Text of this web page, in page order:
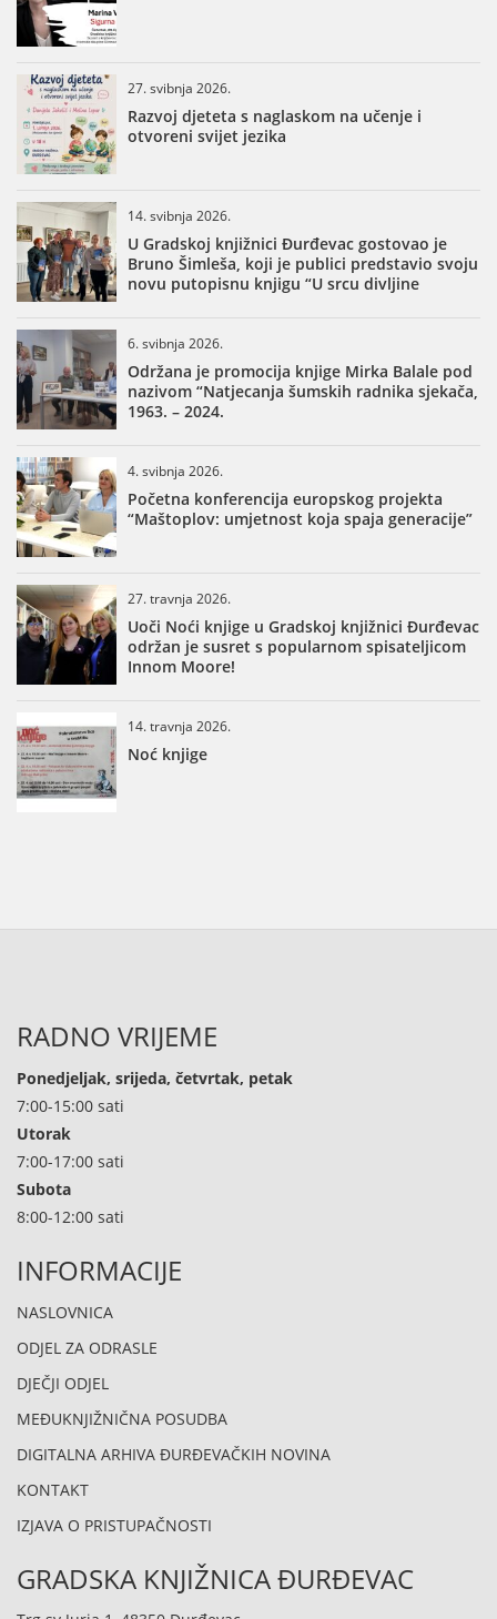
27. svibnja 2026.
Razvoj djeteta s naglaskom na učenje i
otvoreni svijet jezika
14. svibnja 2026.
U Gradskoj knjižnici Đurđevac gostovao je
Bruno Šimleša, koji je publici predstavio svoju
novu putopisnu knjigu “U srcu divljine
6. svibnja 2026.
Održana je promocija knjige Mirka Balale pod
nazivom “Natjecanja šumskih radnika sjekača,
1963. – 2024.
4. svibnja 2026.
Početna konferencija europskog projekta
“Maštoplov: umjetnost koja spaja generacije”
27. travnja 2026.
Uoči Noći knjige u Gradskoj knjižnici Đurđevac
održan je susret s popularnom spisateljicom
Innom Moore!
14. travnja 2026.
Noć knjige
RADNO VRIJEME
Ponedjeljak, srijeda, četvrtak, petak
7:00-15:00 sati
Utorak
7:00-17:00 sati
Subota
8:00-12:00 sati
INFORMACIJE
NASLOVNICA
ODJEL ZA ODRASLE
DJEČJI ODJEL
MEĐUKNJIŽNIČNA POSUDBA
DIGITALNA ARHIVA ĐURĐEVAČKIH NOVINA
KONTAKT
IZJAVA O PRISTUPAČNOSTI
GRADSKA KNJIŽNICA ĐURĐEVAC